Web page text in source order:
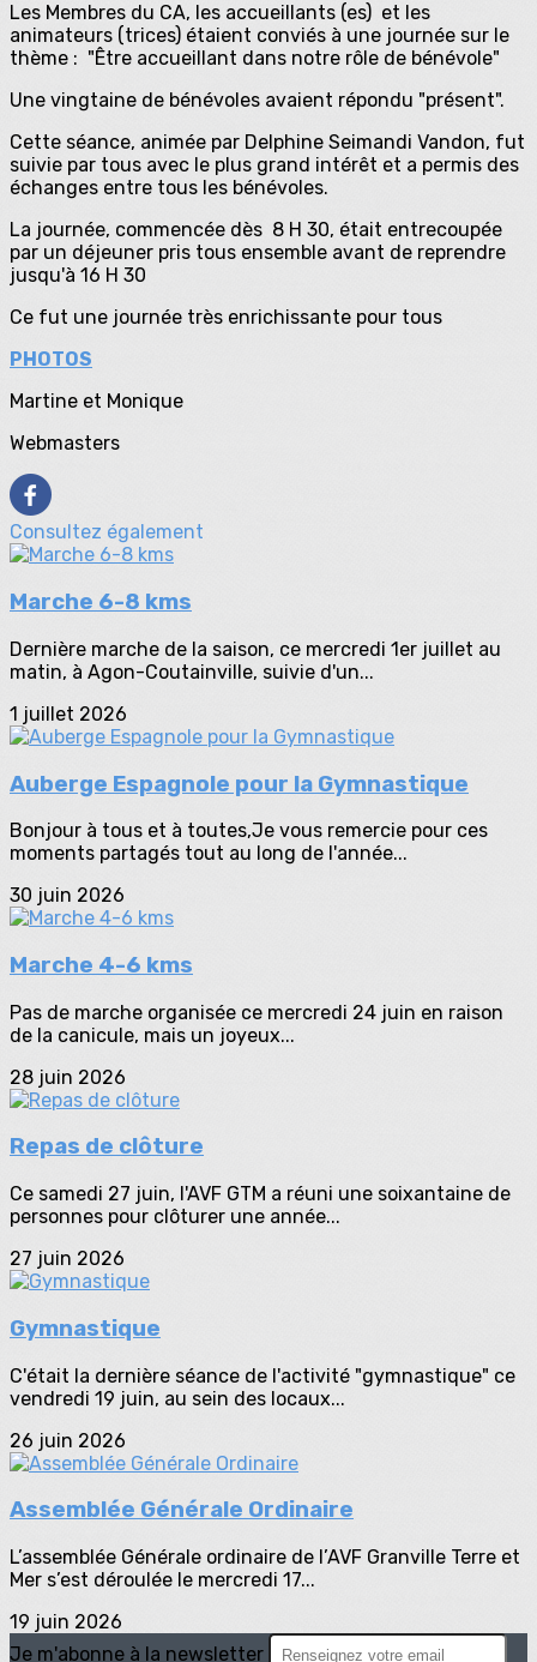
Les Membres du CA, les accueillants (es) et les
animateurs (trices) étaient conviés à une journée sur le
thème : "Être accueillant dans notre rôle de bénévole"
Une vingtaine de bénévoles avaient répondu "présent".
Cette séance, animée par Delphine Seimandi Vandon, fut
suivie par tous avec le plus grand intérêt et a permis des
échanges entre tous les bénévoles.
La journée, commencée dès 8 H 30, était entrecoupée
par un déjeuner pris tous ensemble avant de reprendre
jusqu'à 16 H 30
Ce fut une journée très enrichissante pour tous
PHOTOS
Martine et Monique
Webmasters
Consultez également
Marche 6-8 kms
Dernière marche de la saison, ce mercredi 1er juillet au
matin, à Agon-Coutainville, suivie d'un...
1 juillet 2026
Auberge Espagnole pour la Gymnastique
Bonjour à tous et à toutes,Je vous remercie pour ces
moments partagés tout au long de l'année...
30 juin 2026
Marche 4-6 kms
Pas de marche organisée ce mercredi 24 juin en raison
de la canicule, mais un joyeux...
28 juin 2026
Repas de clôture
Ce samedi 27 juin, l'AVF GTM a réuni une soixantaine de
personnes pour clôturer une année...
27 juin 2026
Gymnastique
C'était la dernière séance de l'activité "gymnastique" ce
vendredi 19 juin, au sein des locaux...
26 juin 2026
Assemblée Générale Ordinaire
L’assemblée Générale ordinaire de l’AVF Granville Terre et
Mer s’est déroulée le mercredi 17...
19 juin 2026
Je m'abonne à la newsletter